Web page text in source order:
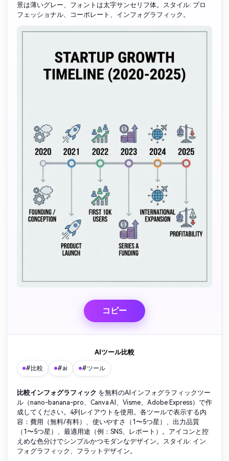
景は薄いグレー、フォントは太字サンセリフ体。スタイル: プロ
フェッショナル、コーポレート、インフォグラフィック。
コピー
AIツール比較
#比較 #ai #ツール
比較インフォグラフィック を無料のAIインフォグラフィックツー
ル（nano-banana-pro、Canva AI、Visme、Adobe Express）で作
成してください。4列レイアウトを使用。各ツールで表示する内
容：費用（無料/有料）、使いやすさ（1〜5つ星）、出力品質
（1〜5つ星）、最適用途（例：SNS、レポート）。アイコンと控
えめな色分けでシンプルかつモダンなデザイン。スタイル: イン
フォグラフィック、フラットデザイン。